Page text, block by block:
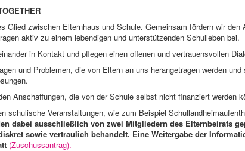
Glied zwischen Elternhaus und Schule. Gemeinsam fördern wir den
aktiv zu einem lebendigen und unterstützenden Schulleben bei.
in Kontakt und pflegen einen offenen und vertrauensvollen
und Problemen, die von Eltern an uns herangetragen werden und
Anschaffungen, die von der Schule selbst nicht finanziert werden
schulische Veranstaltungen, wie zum Beispiel
dabei ausschließlich von zwei Mitgliedern des Elternbeirats
sowie vertraulich behandelt. Eine Weitergabe der
(Zuschussantrag).